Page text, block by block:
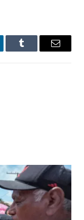
Tumblr Email